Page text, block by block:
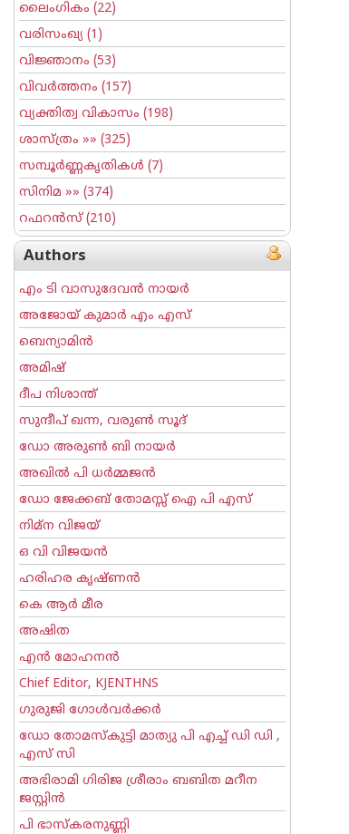
ലൈംഗികം (22)
വരിസംഖ്യ (1)
വിജ്ഞാനം (53)
വിവര്‍ത്തനം (157)
വ്യക്തിത്വ വികാസം (198)
ശാസ്ത്രം »» (325)
സമ്പൂര്‍ണ്ണകൃതികള്‍ (7)
സിനിമ »» (374)
റഫറന്‍സ്(210)
Authors
എം ടി വാസുദേവന്‍ നായര്‍
അജോയ് കുമാര്‍ എം എസ്
ബെന്യാമിന്‍
അമിഷ്
ദീപ നിശാന്ത്
സുന്ദീപ് ഖന്ന, വരുൺ സൂദ്
ഡോ അരുണ്‍ ബി നായര്‍
അഖില്‍ പി ധര്‍മ്മജന്‍
ഡോ ജേക്കബ് തോമസ്സ് ഐ പി എസ്
നിമ്ന വിജയ്
ഒ വി വിജയന്‍
ഹരിഹര കൃഷ്ണൻ
കെ ആര്‍ മീര
അഷിത
എന്‍ മോഹനന്‍
Chief Editor, KJENTHNS
ഗുരുജി ഗോള്‍‌വര്‍ക്കര്‍
ഡോ തോമസ്കുട്ടി മാത്യു പി എച്ച് ഡി ഡി ,
എസ് സി
അഭിരാമി ഗിരിജ ശ്രീരാം ബബിത മറീന
ജസ്റ്റിന്‍
പി ഭാസ്കരനുണ്ണി